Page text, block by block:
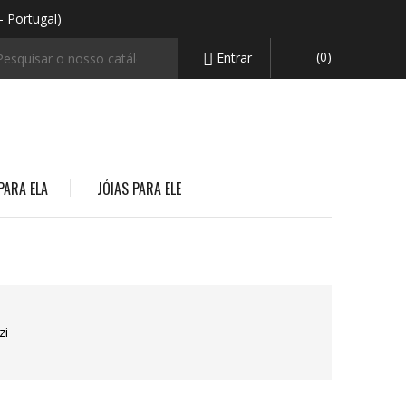
Portugal)
 Entrar (0)
ELA JÓIAS PARA ELE